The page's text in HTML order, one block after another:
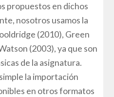
propuestos en dichos
nosotros usamos la
(2010), Green
(2003), ya que son
de la asignatura.
la importación
en otros formatos